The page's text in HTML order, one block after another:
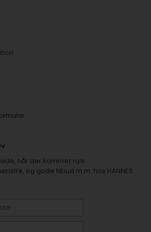
når der kommer nye
og gode tilbud m.m. hos HANNES